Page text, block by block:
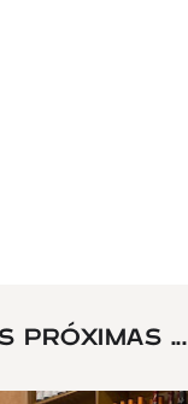
PRÓXIMAS ...